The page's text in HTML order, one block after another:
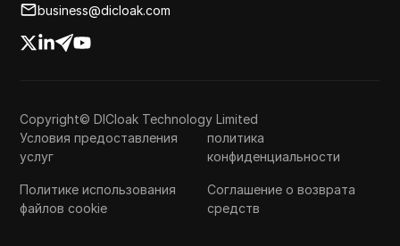
business@dicloak.com
Copyright© DICloak Technology Limited
Условия предоставления
услуг
политика
конфиденциальности
Политике использования
файлов cookie
Соглашение о возврата
средств